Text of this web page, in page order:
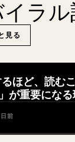
ラル
見る
ほど、読む
が重要になる
前